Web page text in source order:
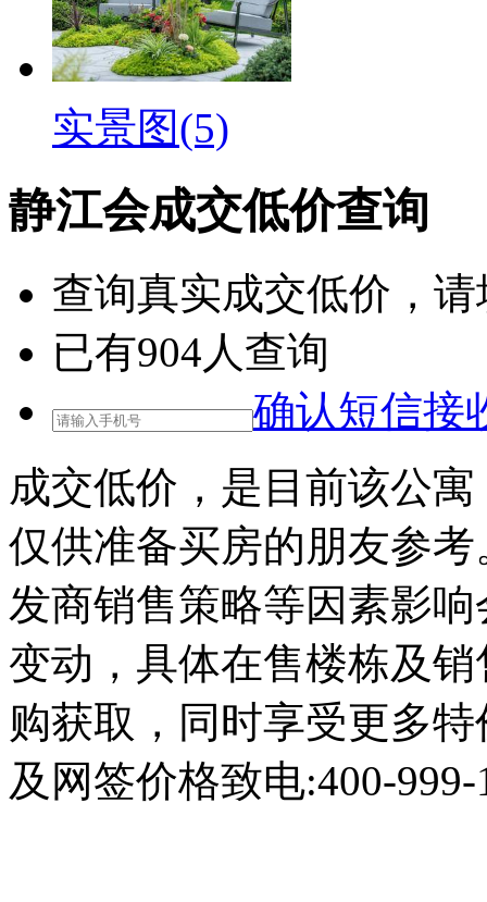
实景图(5)
静江会成交低价查询
查询真实成交低价 ，
已有904人查询
确认短信接
成交低价，是目前该公
仅供准备买房的朋友参
发商销售策略等因素影
变动，具体在售楼栋及
购获取，同时享受更多
及网签价格致电:400-